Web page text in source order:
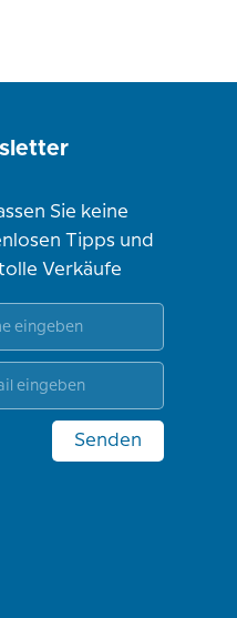
Sie keine
Tipps und
Verkäufe
Senden